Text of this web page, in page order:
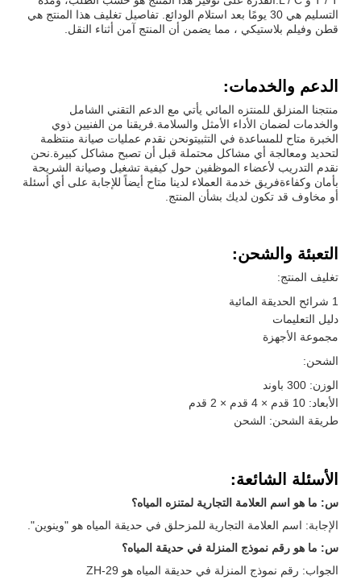
التسليم هي 30 يومًا بعد استلام الودائع. تفاصيل تغليف هذا المنتج هي
قطن وفيلم بلاستيكي ، مما يضمن أن المنتج آمن أثناء النقل.
الدعم والخدمات:
منتجنا المنزلق للمنتزه المائي يأتي مع الدعم التقني الشامل
والخدمات لضمان الأداء الأمثل والسلامة.فريقنا من الفنيين ذوي
الخبرة متاح للمساعدة في التثبيتونحن نقدم عمليات صيانة منتظمة
لتحديد ومعالجة أي مشاكل محتملة قبل أن تصبح مشاكل كبيرة.نحن
نقدم التدريب لأعضاء الموظفين حول كيفية تشغيل وصيانة الشريحة
بأمان وكفاءةفريق خدمة العملاء لدينا متاح أيضاً للإجابة على أي أسئلة
أو مخاوف قد تكون لديك بشأن المنتج.
التعبئة والشحن:
تغليف المنتج:
1 شرائح الحديقة المائية
دليل التعليمات
مجموعة الأجهزة
الشحن:
الوزن: 300 باوند
الأبعاد: 10 قدم × 4 قدم × 2 قدم
طريقة الشحن: الشحن
الأسئلة الشائعة:
س: ما هو اسم العلامة التجارية لمتنزه المياه؟
الإجابة: اسم العلامة التجارية للمزحلق في حديقة المياه هو "وينوين".
س: ما هو رقم نموذج المنزلة في حديقة المياه؟
الجواب: رقم نموذج المنزلة في حديقة المياه هو ZH-29